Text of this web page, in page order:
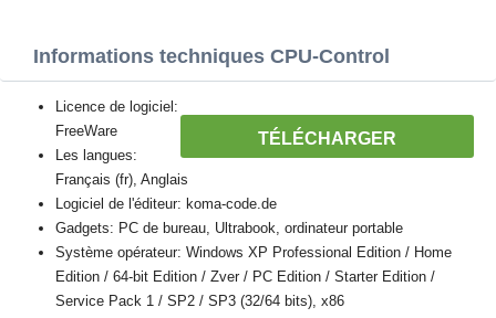
Informations techniques CPU-Control
TÉLÉCHARGER
Licence de logiciel:
FreeWare
Les langues:
Français (fr), Anglais
Logiciel de l'éditeur: koma-code.de
Gadgets: PC de bureau, Ultrabook, ordinateur portable
Système opérateur: Windows XP Professional Edition / Home
Edition / 64-bit Edition / Zver / PC Edition / Starter Edition /
Service Pack 1 / SP2 / SP3 (32/64 bits), x86